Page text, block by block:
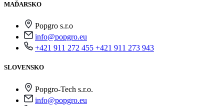
MAĎARSKO
Popgro s.r.o
info@popgro.eu
+421 911 272 455 +421 911 273 943
SLOVENSKO
Popgro-Tech s.r.o.
info@popgro.eu